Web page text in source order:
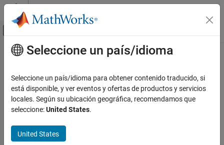
Saltar al contenido
Mostrar/ocultar menú de navegación
Inicio de Documentación
SimEvents
Simulation, Debugging, and Visualization
SimEvents
Contenido principal
getHandlesToBlockStorages
Class:simevents.SimulationObserver
Namespace:simevents
expand all in page
Seleccione un país/idioma
Seleccione un país/idioma para obtener contenido traducido, si
está disponible, y ver eventos y ofertas de productos y servicios
locales. Según su ubicación geográfica, recomendamos que
seleccione:United States.
United States